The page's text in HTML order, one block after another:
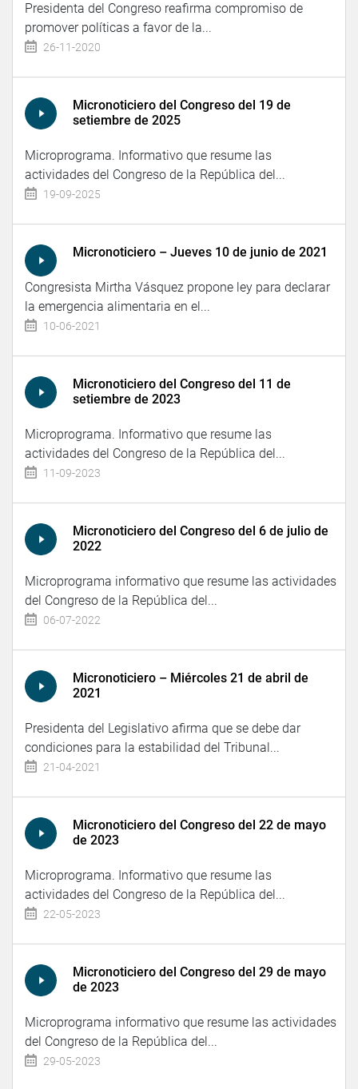
Presidenta del Congreso reafirma compromiso de
promover políticas a favor de la...
26-11-2020
Micronoticiero del Congreso del 19 de
setiembre de 2025
Microprograma. Informativo que resume las
actividades del Congreso de la República del...
19-09-2025
Micronoticiero – Jueves 10 de junio de 2021
Congresista Mirtha Vásquez propone ley para declarar
la emergencia alimentaria en el...
10-06-2021
Micronoticiero del Congreso del 11 de
setiembre de 2023
Microprograma. Informativo que resume las
actividades del Congreso de la República del...
11-09-2023
Micronoticiero del Congreso del 6 de julio de
2022
Microprograma informativo que resume las actividades
del Congreso de la República del...
06-07-2022
Micronoticiero – Miércoles 21 de abril de
2021
Presidenta del Legislativo afirma que se debe dar
condiciones para la estabilidad del Tribunal...
21-04-2021
Micronoticiero del Congreso del 22 de mayo
de 2023
Microprograma. Informativo que resume las
actividades del Congreso de la República del...
22-05-2023
Micronoticiero del Congreso del 29 de mayo
de 2023
Microprograma informativo que resume las actividades
del Congreso de la República del...
29-05-2023